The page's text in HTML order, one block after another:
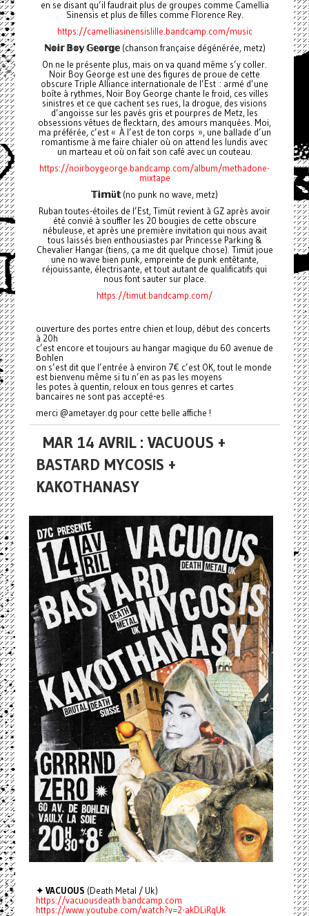
en se disant qu’il faudrait plus de groupes comme Camellia
Sinensis et plus de filles comme Florence Rey.
https://camelliasinensislille.bandcamp.com/music
ℕ𝕠𝕚𝕣 𝔹𝕠𝕪 𝔾𝕖𝕠𝕣𝕘𝕖(chanson française dégénérée, metz)
On ne le présente plus, mais on va quand même s’y coller.
Noir Boy George est une des figures de proue de cette
obscure Triple Alliance internationale de l’Est : armé d’une
boîte à rythmes, Noir Boy George chante le froid, ces villes
sinistres et ce que cachent ses rues, la drogue, des visions
d’angoisse sur les pavés gris et pourpres de Metz, les
obsessions vêtues de flecktarn, des amours manquées. Moi,
ma préférée, c’est « À l’est de ton corps », une ballade d’un
romantisme à me faire chialer où on attend les lundis avec
un marteau et où on fait son café avec un couteau.
https://noirboygeorge.bandcamp.com/album/methadone-
mixtape
𝕋𝕚𝕞ü𝕥(no punk no wave, metz)
Ruban toutes-étoiles de l’Est, Timüt revient à GZ après avoir
été convié à souffler les 20 bougies de cette obscure
nébuleuse, et après une première invitation qui nous avait
tous laissés bien enthousiastes par Princesse Parking &
Chevalier Hangar (tiens, ça me dit quelque chose). Timüt joue
une no wave bien punk, empreinte de punk entêtante,
réjouissante, électrisante, et tout autant de qualificatifs qui
nous font sauter sur place.
https://timut.bandcamp.com/
ouverture des portes entre chien et loup, début des concerts
à 20h
c’est encore et toujours au hangar magique du 60 avenue de
Bohlen
on s’est dit que l’entrée à environ 7€ c’est OK, tout le monde
est bienvenu même si tu n’en as pas les moyens
les potes à quentin, reloux en tous genres et cartes
bancaires ne sont pas accepté-es
merci @ametayer.dg pour cette belle affiche !
MAR 14 AVRIL : VACUOUS +
BASTARD MYCOSIS +
KAKOTHANASY
✦ VACUOUS (Death Metal / Uk)
https://vacuousdeath.bandcamp.com
https://www.youtube.com/watch?v=2-akDLiRqUk